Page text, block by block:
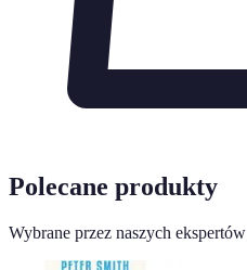
Polecane produkty
Wybrane przez naszych ekspertów